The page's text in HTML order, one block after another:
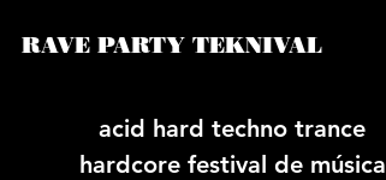
RAVE PARTY TEKNIVAL
acid hard techno trance
hardcore festival de música